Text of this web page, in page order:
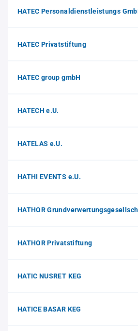
HATEC Personaldienstleistungs
HATEC Privatstiftung
HATEC group gmbH
HATECH e.U.
HATELAS e.U.
HATHI EVENTS e.U.
HATHOR
HATHOR Privatstiftung
HATIC NUSRET KEG
HATICE BASAR KEG